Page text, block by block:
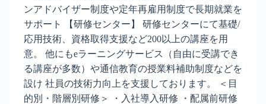
ンアドバイザー制度や定年再雇用制度で長期就業を
サポート 【研修センター】 研修センターにて基礎/
応用技術、資格取得支援など200以上の講座を用
意。 他にもeラーニングサービス（自由に受講でき
る講座が多数）や通信教育の授業料補助制度などを
設け 社員の技術力向上を支援しております。 ＜目
的別・階層別研修＞ ・入社導入研修 ・配属前研修